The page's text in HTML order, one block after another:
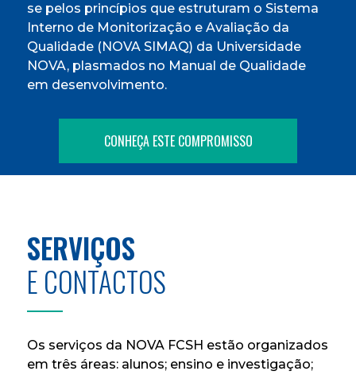
se pelos princípios que estruturam o Sistema
Interno de Monitorização e Avaliação da
Qualidade (NOVA SIMAQ) da Universidade
NOVA, plasmados no Manual de Qualidade
em desenvolvimento.
CONHEÇA ESTE COMPROMISSO
SERVIÇOS
E CONTACTOS
Os serviços da NOVA FCSH estão organizados
em três áreas: alunos; ensino e investigação;